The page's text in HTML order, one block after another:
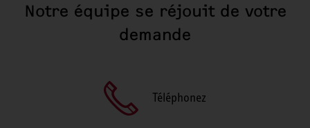
Notre équipe se réjouit de votre
demande
Téléphonez